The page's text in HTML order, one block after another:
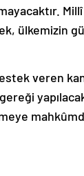
ülkemizin
veren